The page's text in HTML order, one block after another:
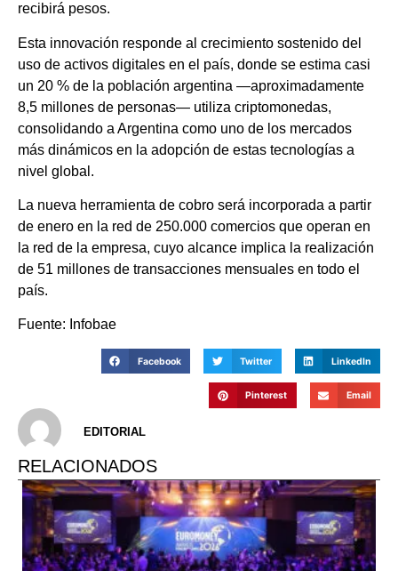
recibirá pesos.
Esta innovación responde al crecimiento sostenido del
uso de activos digitales en el país, donde se estima casi
un 20 % de la población argentina —aproximadamente
8,5 millones de personas— utiliza criptomonedas,
consolidando a Argentina como uno de los mercados
más dinámicos en la adopción de estas tecnologías a
nivel global.
La nueva herramienta de cobro será incorporada a partir
de enero en la red de 250.000 comercios que operan en
la red de la empresa, cuyo alcance implica la realización
de 51 millones de transacciones mensuales en todo el
país.
Fuente: Infobae
Facebook Twitter LinkedIn
Pinterest Email
EDITORIAL
RELACIONADOS